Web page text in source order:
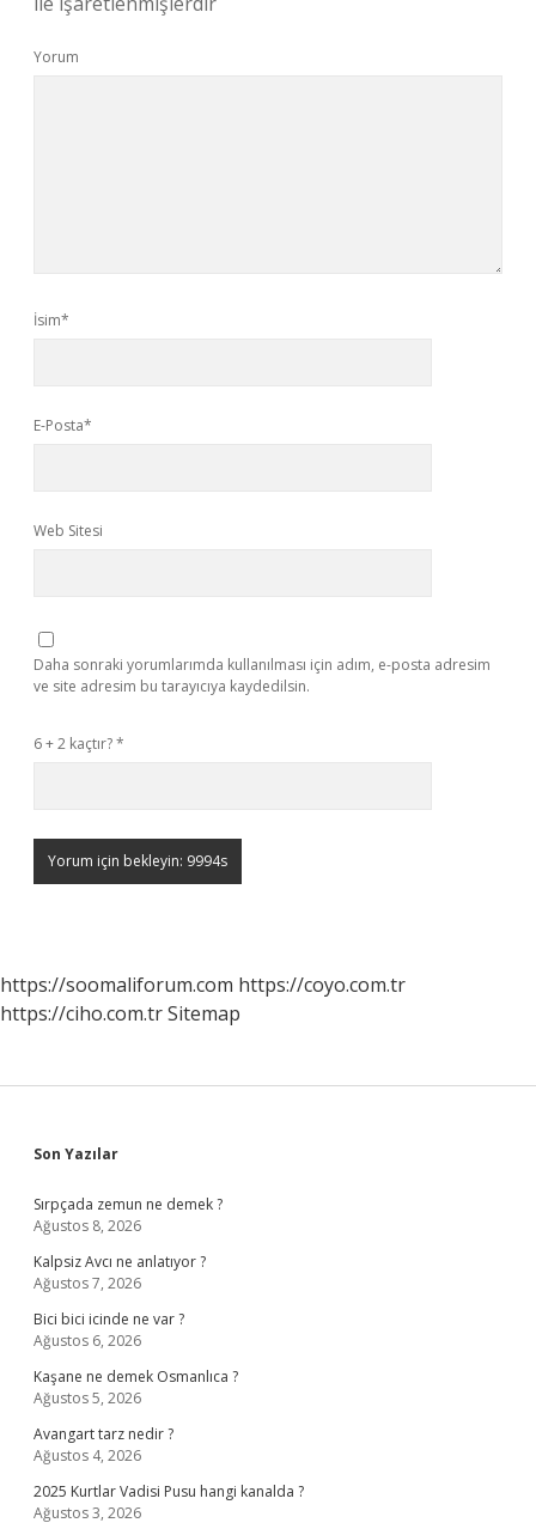
Yorum
İsim*
E-Posta*
Web Sitesi
Daha sonraki yorumlarımda kullanılması için adım, e-posta adresim
ve site adresim bu tarayıcıya kaydedilsin.
6 + 2 kaçtır?*
https://soomaliforum.com https://coyo.com.tr
https://ciho.com.trSitemap
Sidebar
Son Yazılar
Sırpçada zemun ne demek ?
Ağustos 8, 2026
Kalpsiz Avcı ne anlatıyor ?
Ağustos 7, 2026
Bici bici icinde ne var ?
Ağustos 6, 2026
Kaşane ne demek Osmanlıca ?
Ağustos 5, 2026
Avangart tarz nedir ?
Ağustos 4, 2026
2025 Kurtlar Vadisi Pusu hangi kanalda ?
Ağustos 3, 2026